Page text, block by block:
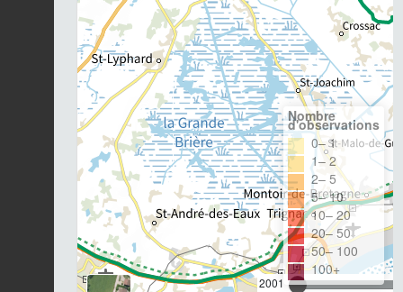
2001
Nombre
d'observations
0– 1
1– 2
2– 5
5– 10
10– 20
20– 50
50– 100
100+